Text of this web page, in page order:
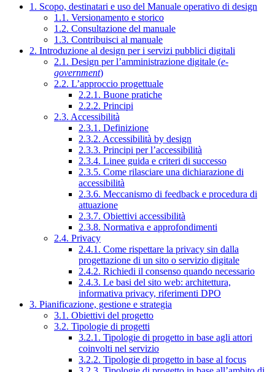
1. Scopo, destinatari e uso del Manuale operativo di design
1.1. Versionamento e storico
1.2. Consultazione del manuale
1.3. Contribuisci al manuale
2. Introduzione al design per i servizi pubblici digitali
2.1. Design per l’amministrazione digitale (e-
government)
2.2. L’approccio progettuale
2.2.1. Buone pratiche
2.2.2. Principi
2.3. Accessibilità
2.3.1. Definizione
2.3.2. Accessibilità by design
2.3.3. Principi per l’accessibilità
2.3.4. Linee guida e criteri di successo
2.3.5. Come rilasciare una dichiarazione di
accessibilità
2.3.6. Meccanismo di feedback e procedura di
attuazione
2.3.7. Obiettivi accessibilità
2.3.8. Normativa e approfondimenti
2.4. Privacy
2.4.1. Come rispettare la privacy sin dalla
progettazione di un sito o servizio digitale
2.4.2. Richiedi il consenso quando necessario
2.4.3. Le basi del sito web: architettura,
informativa privacy, riferimenti DPO
3. Pianificazione, gestione e strategia
3.1. Obiettivi del progetto
3.2. Tipologie di progetti
3.2.1. Tipologie di progetto in base agli attori
coinvolti nel servizio
3.2.2. Tipologie di progetto in base al focus